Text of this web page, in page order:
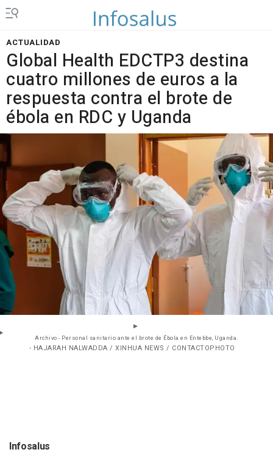
ACTUALIDAD
Global Health EDCTP3 destina
cuatro millones de euros a la
respuesta contra el brote de
ébola en RDC y Uganda
Archivo - Personal sanitario ante el brote de Ébola en Entebbe, Uganda.
- HAJARAH NALWADDA / XINHUA NEWS / CONTACTOPHOTO
Infosalus